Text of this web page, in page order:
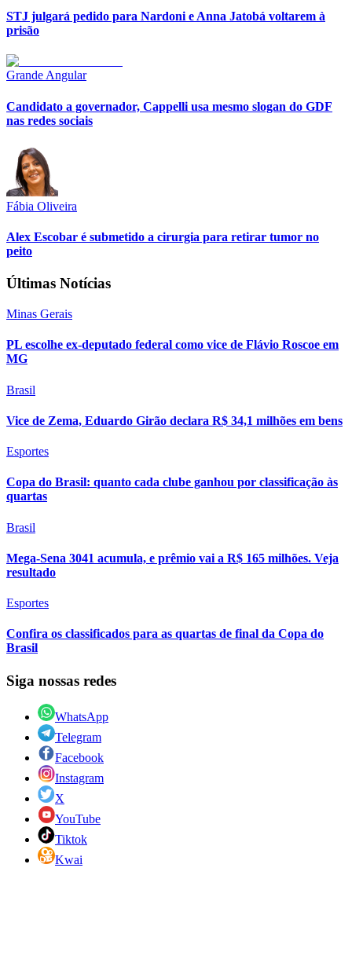
STJ julgará pedido para Nardoni e Anna Jatobá voltarem à
prisão
Grande Angular
Candidato a governador, Cappelli usa mesmo slogan do GDF
nas redes sociais
Fábia Oliveira
Alex Escobar é submetido a cirurgia para retirar tumor no
peito
Últimas Notícias
Minas Gerais
PL escolhe ex-deputado federal como vice de Flávio Roscoe em
MG
Brasil
Vice de Zema, Eduardo Girão declara R$ 34,1 milhões em bens
Esportes
Copa do Brasil: quanto cada clube ganhou por classificação às
quartas
Brasil
Mega-Sena 3041 acumula, e prêmio vai a R$ 165 milhões. Veja
resultado
Esportes
Confira os classificados para as quartas de final da Copa do
Brasil
Siga nossas redes
WhatsApp
Telegram
Facebook
Instagram
X
YouTube
Tiktok
Kwai